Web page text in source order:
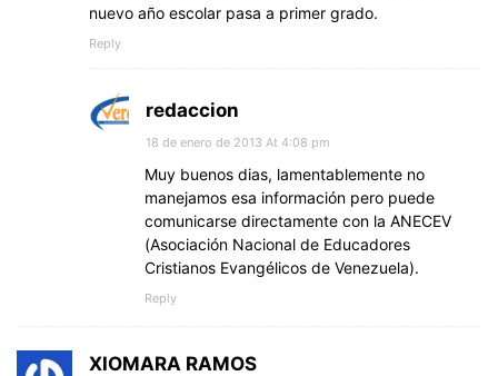
nuevo año escolar pasa a primer grado.
Reply
redaccion
18 de enero de 2013 At 4:08 pm
Muy buenos dias, lamentablemente no
manejamos esa información pero puede
comunicarse directamente con la ANECEV
(Asociación Nacional de Educadores
Cristianos Evangélicos de Venezuela).
Reply
XIOMARA RAMOS